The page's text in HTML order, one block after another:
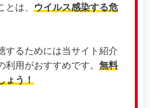
とは、
ウイルス感染する危
するためには当サイト紹介
用がおすすめです。 無料
ょう！